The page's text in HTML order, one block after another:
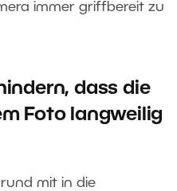
immer griffbereit zu
dass die
Foto langweilig
mit in die